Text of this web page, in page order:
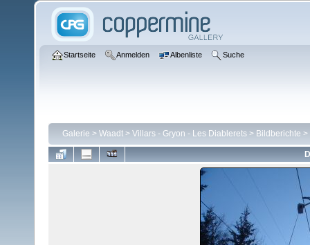
Startseite Anmelden Albenliste Suche
Galerie > Waadt > Villars - Gryon - Les Diablerets > Bildberichte >